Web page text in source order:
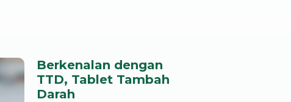
Berkenalan dengan
TTD, Tablet Tambah
Darah